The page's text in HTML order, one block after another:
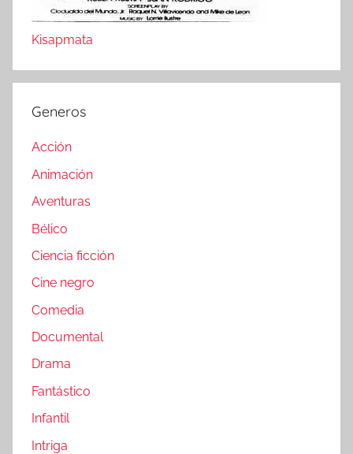
Kisapmata
Generos
Acción
Animación
Aventuras
Bélico
Ciencia ficción
Cine negro
Comedia
Documental
Drama
Fantástico
Infantil
Intriga